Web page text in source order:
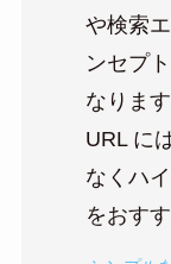
や検索
ンセプ
なります
URL に
なくハ
をおす